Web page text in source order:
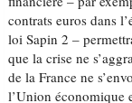
contrats euros dans
loi Sapin 2 –
que la crise ne
de la France ne
l’Union économique